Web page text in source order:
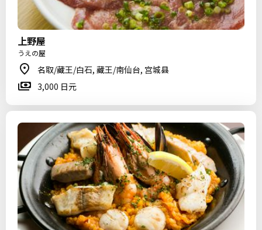
上野屋
うえの屋
名取/藏王/白石, 藏王/南仙台, 宫城县
3,000 日元